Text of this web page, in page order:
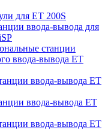
для ET 200S
ввода-вывода для
станции
ввода-вывода ET
ввода-вывода ET
ввода-вывода ET
ввода-вывода ET